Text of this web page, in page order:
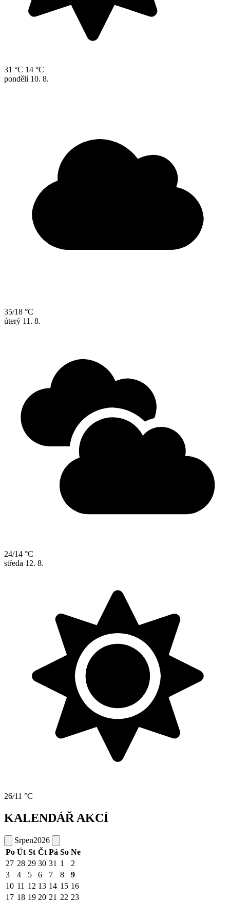
31 °C 14 °C
pondělí 10. 8.
35/18 °C
úterý 11. 8.
24/14 °C
středa 12. 8.
26/11 °C
KALENDÁŘ AKCÍ
Srpen2026
Po Út St Čt Pá So Ne
27 28 29 30 31 1
2
3
4 5 6 7 8
9
10 11 12 13 14 15 16
17 18 19 20 21 22 23